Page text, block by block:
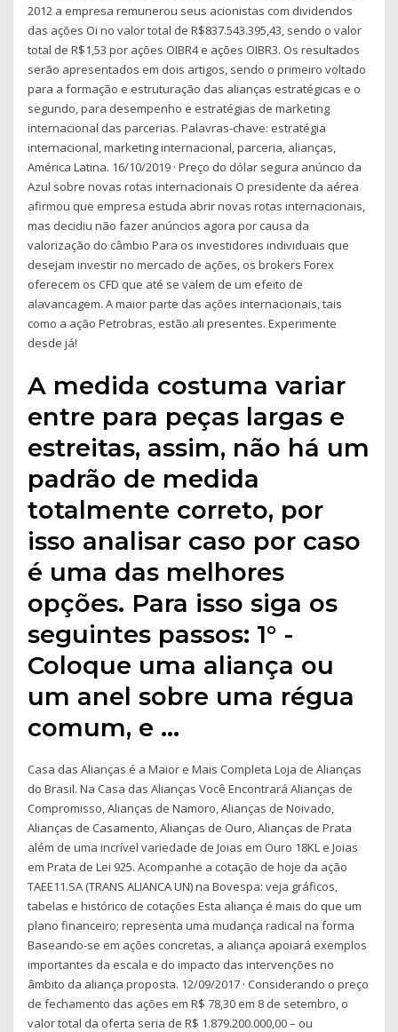
2012 a empresa remunerou seus acionistas com dividendos
das ações Oi no valor total de R$837.543.395,43, sendo o valor
total de R$1,53 por ações OIBR4 e ações OIBR3. Os resultados
serão apresentados em dois artigos, sendo o primeiro voltado
para a formação e estruturação das alianças estratégicas e o
segundo, para desempenho e estratégias de marketing
internacional das parcerias. Palavras-chave: estratégia
internacional, marketing internacional, parceria, alianças,
América Latina. 16/10/2019 · Preço do dólar segura anúncio da
Azul sobre novas rotas internacionais O presidente da aérea
afirmou que empresa estuda abrir novas rotas internacionais,
mas decidiu não fazer anúncios agora por causa da
valorização do câmbio Para os investidores individuais que
desejam investir no mercado de ações, os brokers Forex
oferecem os CFD que até se valem de um efeito de
alavancagem. A maior parte das ações internacionais, tais
como a ação Petrobras, estão ali presentes. Experimente
desde já!
A medida costuma variar
entre para peças largas e
estreitas, assim, não há um
padrão de medida
totalmente correto, por
isso analisar caso por caso
é uma das melhores
opções. Para isso siga os
seguintes passos: 1° -
Coloque uma aliança ou
um anel sobre uma régua
comum, e …
Casa das Alianças é a Maior e Mais Completa Loja de Alianças
do Brasil. Na Casa das Alianças Você Encontrará Alianças de
Compromisso, Alianças de Namoro, Alianças de Noivado,
Alianças de Casamento, Alianças de Ouro, Alianças de Prata
além de uma incrível variedade de Joias em Ouro 18KL e Joias
em Prata de Lei 925. Acompanhe a cotação de hoje da ação
TAEE11.SA (TRANS ALIANCA UN) na Bovespa: veja gráficos,
tabelas e histórico de cotações Esta aliança é mais do que um
plano financeiro; representa uma mudança radical na forma
Baseando-se em ações concretas, a aliança apoiará exemplos
importantes da escala e do impacto das intervenções no
âmbito da aliança proposta. 12/09/2017 · Considerando o preço
de fechamento das ações em R$ 78,30 em 8 de setembro, o
valor total da oferta seria de R$ 1.879.200.000,00 – ou